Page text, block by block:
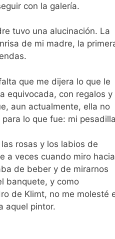
con la galería.
tuvo una alucinación. La
de mi madre, la
que me dijera lo que le
equivocada, con regalos y
aun actualmente, ella no
lo que fue: mi
rosas y los labios de
a veces cuando miro hacia
de beber y de mirarnos
banquete, y como
de Klimt, no me molesté
aquel pintor.